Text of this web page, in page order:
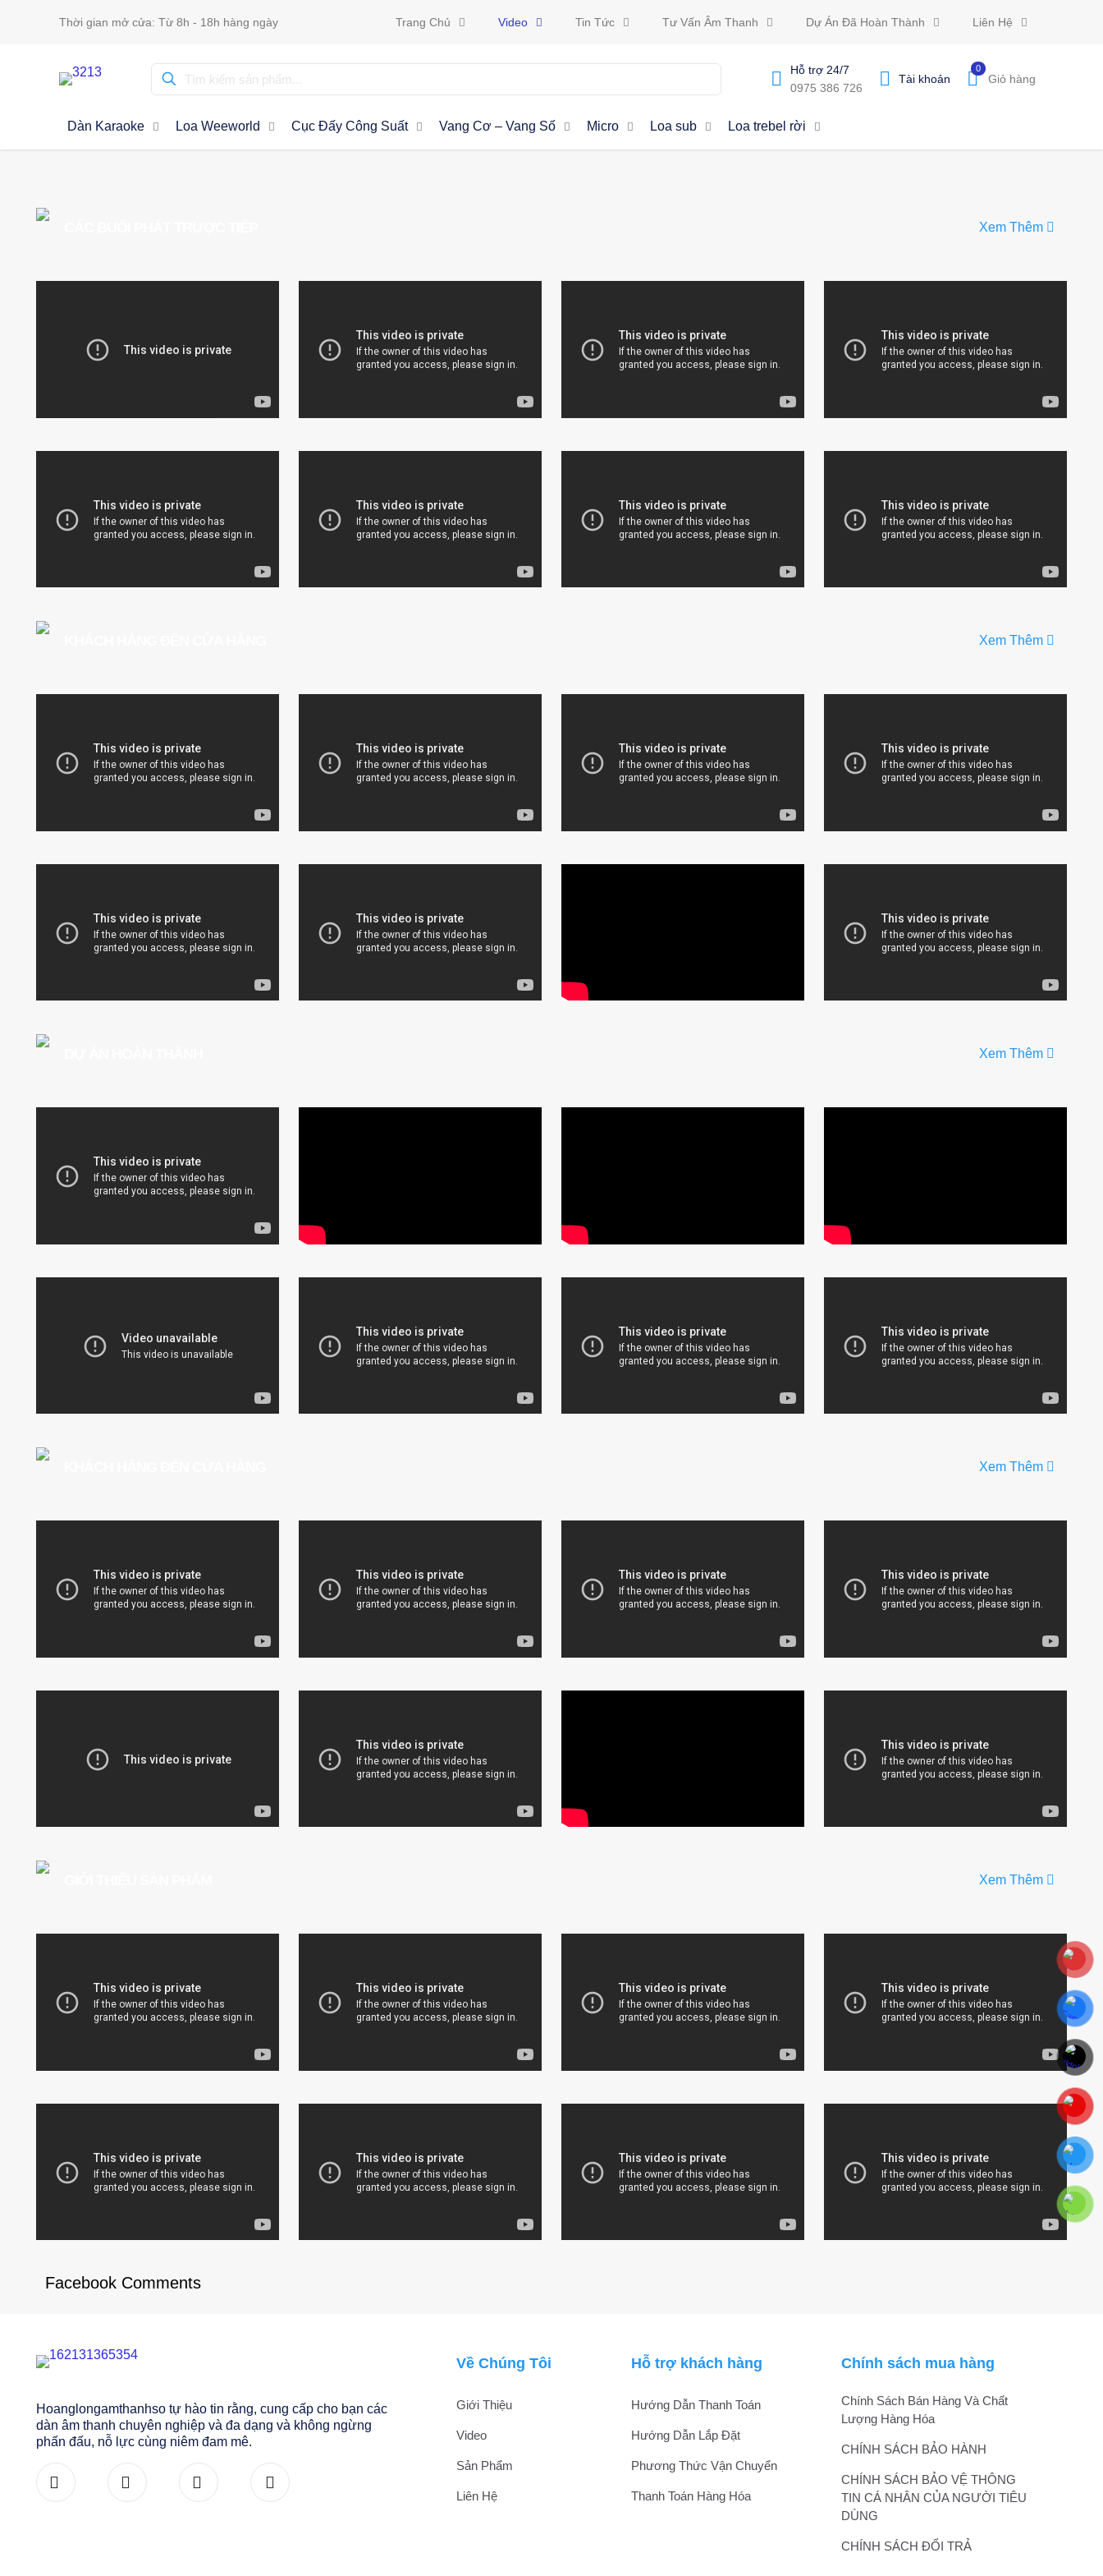
Thời gian mở cửa: Từ 8h - 18h hàng ngày Trang Chủ Video Tin Tức Tư Vấn Âm Thanh Dự Án Đã Hoàn Thành Liên Hệ
Hỗ trợ 24/7
0975 386 726
Tài khoản
0
Giỏ hàng
Dàn Karaoke Loa Weeworld Cục Đấy Công Suất Vang Cơ – Vang Số Micro Loa sub Loa trebel rời
Xem Thêm
Xem Thêm
Xem Thêm
Xem Thêm
Xem Thêm
Facebook Comments
Hoanglongamthanhso tự hào tin rằng, cung cấp cho bạn các
dàn âm thanh chuyên nghiệp và đa dạng và không ngừng
phấn đấu, nỗ lực cùng niêm đam mê.
Về Chúng Tôi
Giới Thiệu
Video
Sản Phẩm
Liên Hệ
Hỗ trợ khách hàng
Hướng Dẫn Thanh Toán
Hướng Dẫn Lắp Đặt
Phương Thức Vận Chuyển
Thanh Toán Hàng Hóa
Chính sách mua hàng
Chính Sách Bán Hàng Và Chất
Lượng Hàng Hóa
CHÍNH SÁCH BẢO HÀNH
CHÍNH SÁCH BẢO VỆ THÔNG
TIN CÁ NHÂN CỦA NGƯỜI TIÊU
DÙNG
CHÍNH SÁCH ĐỔI TRẢ